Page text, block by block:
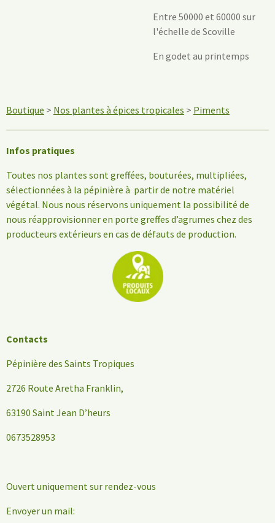
Entre 50000 et 60000 sur
l'échelle de Scoville
En godet au printemps
Boutique > Nos plantes à épices tropicales > Piments
Infos pratiques
Toutes nos plantes sont greffées, bouturées, multipliées,
sélectionnées à la pépinière à partir de notre matériel
végétal. Nous nous réservons uniquement la possibilité de
nous réapprovisionner en porte greffes d’agrumes chez des
producteurs extérieurs en cas de défauts de production.
Contacts
Pépinière des Saints Tropiques
2726 Route Aretha Franklin,
63190 Saint Jean D’heurs
0673528953
Ouvert uniquement sur rendez-vous
Envoyer un mail: